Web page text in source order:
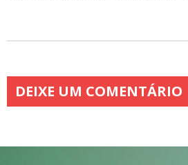
DEIXE UM COMENTÁRIO